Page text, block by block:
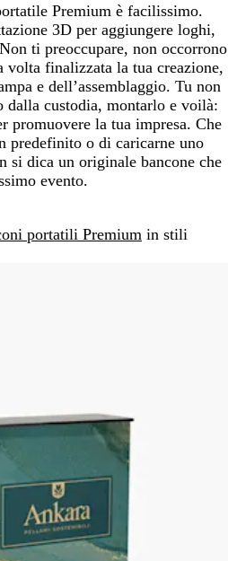
Premium è facilissimo.
3D per aggiungere loghi,
ti preoccupare, non occorrono
volta finalizzata la tua creazione,
e dell’assemblaggio. Tu non
dalla custodia, montarlo e voilà:
promuovere la tua impresa. Che
predefinito o di caricarne uno
si dica un originale bancone che
evento.
portatili Premium in stili